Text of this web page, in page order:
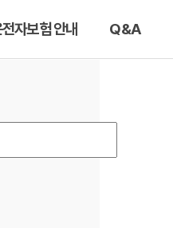
자보험 안내 Q&A